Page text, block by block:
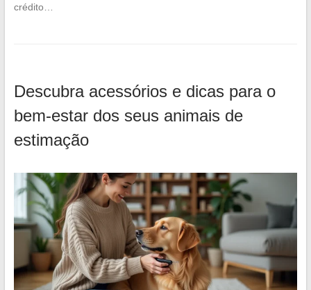
crédito…
Descubra acessórios e dicas para o
bem-estar dos seus animais de
estimação